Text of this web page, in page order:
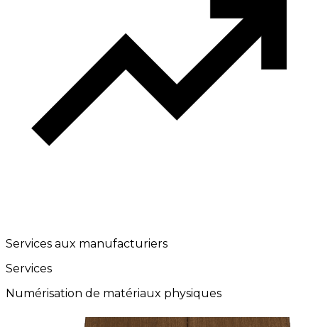
Services aux manufacturiers
Services
Numérisation de matériaux physiques